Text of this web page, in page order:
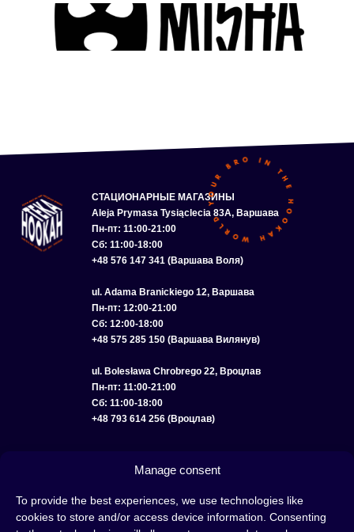
Manage consent
To provide the best experiences, we use technologies like
cookies to store and/or access device information. Consenting
СТАЦИОНАРНЫЕ МАГАЗИНЫ
Aleja Prymasa Tysiąclecia 83A, Варшава
Пн-пт: 11:00-21:00
Сб: 11:00-18:00
+48 576 147 341 (Варшава Воля)
ul. Adama Branickiego 12, Варшава
Пн-пт: 12:00-21:00
Сб: 12:00-18:00
+48 575 285 150 (Варшава Вилянув)
ul. Bolesława Chrobrego 22, Вроцлав
Пн-пт: 11:00-21:00
Сб: 11:00-18:00
+48 793 614 256 (Вроцлав)
УСЛОВИЯ ИСПОЛЬЗОВАНИЯ ПОЛИТИКА COOKIE